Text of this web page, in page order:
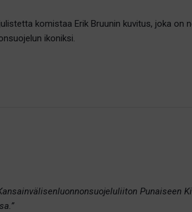
komistaa Erik Bruunin kuvitus, joka on
ikoniksi.
Punaiseen